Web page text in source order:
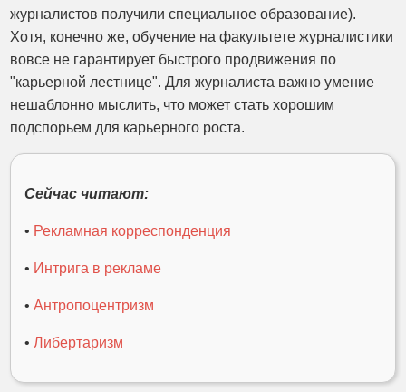
журналистов получили специальное образование).
Хотя, конечно же, обучение на факультете журналистики
вовсе не гарантирует быстрого продвижения по
"карьерной лестнице". Для журналиста важно умение
нешаблонно мыслить, что может стать хорошим
подспорьем для карьерного роста.
Сейчас читают:
• Рекламная корреспонденция
• Интрига в рекламе
•Антропоцентризм
•Либертаризм